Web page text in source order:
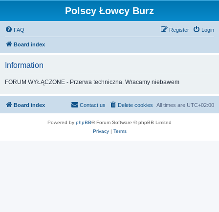
Polscy Łowcy Burz
FAQ Login
Register
Board index
Information
FORUM WYŁĄCZONE - Przerwa techniczna. Wracamy niebawem
Board index All times are UTC+02:00
Delete cookies
Contact us
Powered by phpBB® Forum Software © phpBB Limited
Privacy| Terms